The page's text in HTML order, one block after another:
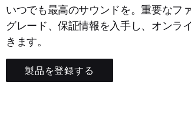
いつでも最高のサウンドを。重要なフ
グレード、保証情報を入手し、オンラ
きます。
製品を登録する